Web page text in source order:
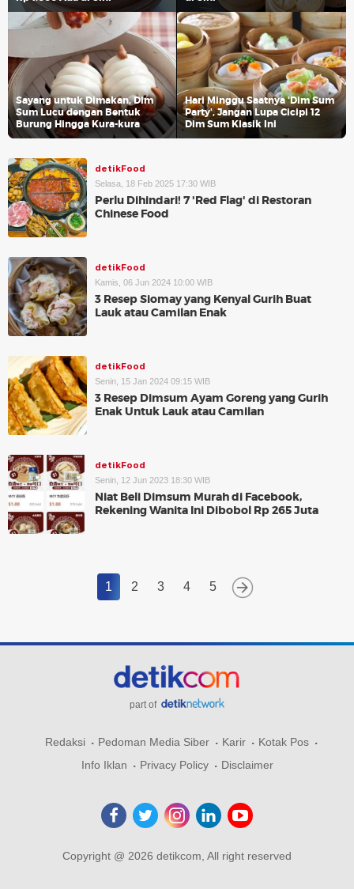
Sayang untuk Dimakan, Dim
Sum Lucu dengan Bentuk
Burung Hingga Kura-kura
Hari Minggu Saatnya 'Dim Sum
Party', Jangan Lupa Cicipi 12
Dim Sum Klasik Ini
detikFood
Selasa, 18 Feb 2025 17:30 WIB
Perlu Dihindari! 7 'Red Flag' di Restoran
Chinese Food
detikFood
Kamis, 06 Jun 2024 10:00 WIB
3 Resep Siomay yang Kenyal Gurih Buat
Lauk atau Camilan Enak
detikFood
Senin, 15 Jan 2024 09:15 WIB
3 Resep Dimsum Ayam Goreng yang Gurih
Enak Untuk Lauk atau Camilan
detikFood
Senin, 12 Jun 2023 18:30 WIB
Niat Beli Dimsum Murah di Facebook,
Rekening Wanita Ini Dibobol Rp 265 Juta
1 2 3 4 5
part of
Redaksi Pedoman Media Siber Karir
Kotak Pos
Info Iklan
Privacy Policy Disclaimer
Copyright @ 2026 detikcom, All right reserved